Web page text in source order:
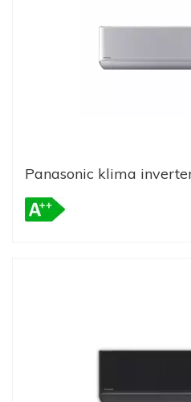
Panasonic klima